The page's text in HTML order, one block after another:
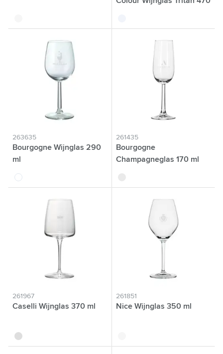
263635
Bourgogne Wijnglas 290
ml
translucide
261435
Bourgogne
Champagneglas 170 ml
261967
Caselli Wijnglas 370 ml
translucide
261851
Nice Wijnglas 350 ml